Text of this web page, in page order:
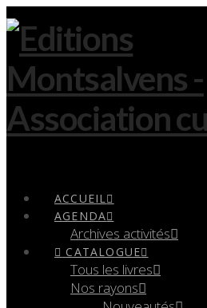
ACCUEIL
AGENDA
Archives activités
CATALOGUE
Tous les livres
Nos rayons